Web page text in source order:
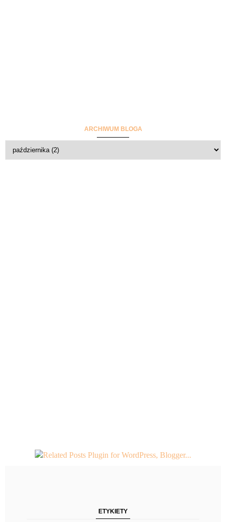
ARCHIWUM BLOGA
ETYKIETY